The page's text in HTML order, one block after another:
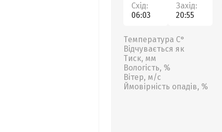
Схід:
06:03
Захід:
20:55
Температура С°
Відчувається як
Тиск, мм
Вологість, %
Вітер, м/с
Ймовірність опадів, %